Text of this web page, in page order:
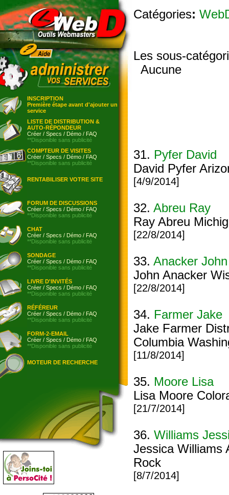
INSCRIPTION
Première étape avant d'ajouter un
service
LISTE DE DISTRIBUTION &
AUTO-RÉPONDEUR
Créer / Specs / Démo / FAQ
**Disponible sans publicité
COMPTEUR DE VISITES
Créer / Specs / Démo / FAQ
**Disponible sans publicité
RENTABILISER VOTRE SITE
FORUM DE DISCUSSIONS
Créer / Specs / Démo / FAQ
**Disponible sans publicité
CHAT
Créer / Specs / Démo / FAQ
**Disponible sans publicité
SONDAGE
Créer / Specs / Démo / FAQ
**Disponible sans publicité
LIVRE D'INVITÉS
Créer / Specs / Démo / FAQ
**Disponible sans publicité
RÉFÉREUR
Créer / Specs / Démo / FAQ
**Disponible sans publicité
FORM-2-EMAIL
Créer / Specs / Démo / FAQ
**Disponible sans publicité
MOTEUR DE RECHERCHE
Catégories:
Les sous-
Aucune
31. Pyfer David
David Pyfer
[4/9/2014]
32. Abreu Ray
Ray Abreu
[22/8/2014]
33. Anacker John
John Anacker
[22/8/2014]
34. Farmer Jake
Jake Farmer
Columbia
[11/8/2014]
35. Moore Lisa
Lisa Moore
[21/7/2014]
36. Williams
Jessica Williams
Rock
[8/7/2014]